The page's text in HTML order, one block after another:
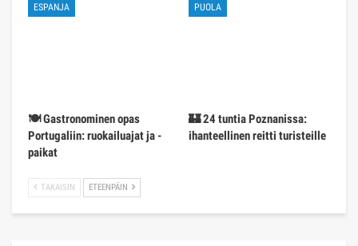
ESPANJA
🍽️ Gastronominen opas
Portugaliin: ruokailuajat ja -
paikat
PUOLA
🏰 24 tuntia Poznanissa:
ihanteellinen reitti turisteille
TAKAISIN ETEENPÄIN